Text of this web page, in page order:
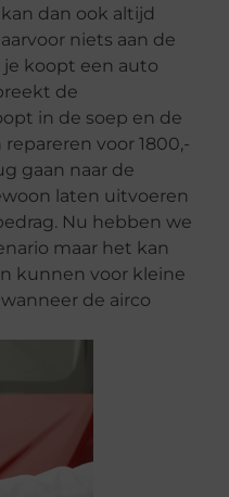
dan ook altijd
niets aan de
je koopt een auto
de
in de soep en de
voor 1800,-
gaan naar de
laten uitvoeren
Nu hebben we
maar het kan
kunnen voor kleine
de airco